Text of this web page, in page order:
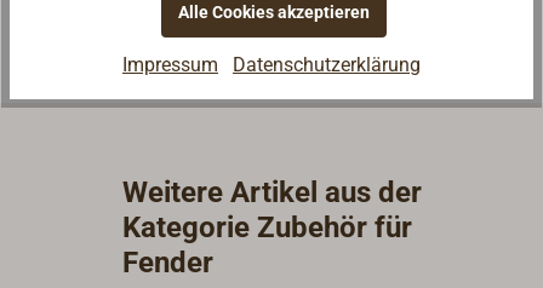
Weitere Artikel aus der
Kategorie Zubehör für
Fender
Alle Cookies akzeptieren
Impressum Datenschutzerklärung